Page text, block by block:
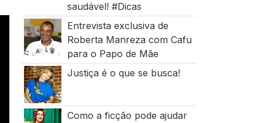
saudável! #Dicas
Entrevista exclusiva de
Roberta Manreza com Cafu
para o Papo de Mãe
Justiça é o que se busca!
Como a ficção pode ajudar